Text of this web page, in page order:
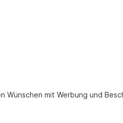
Wünschen mit Werbung und